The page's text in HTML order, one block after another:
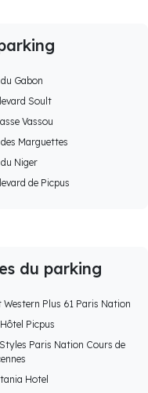
du Gabon
Soult
Vassou
des Marguettes
du Niger
de Picpus
du parking
Western Plus 61 Paris Nation
Picpus
Paris Nation Cours de
Hotel